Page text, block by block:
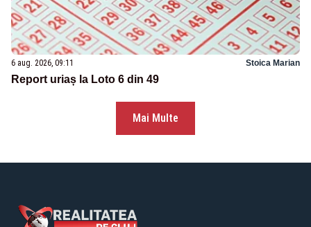
6 aug. 2026, 09:11 Stoica Marian
Report uriaș la Loto 6 din 49
Mai Multe